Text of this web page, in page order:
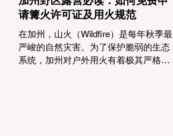
请篝火许可证及用火规范
在加州，山火（Wildfire）是每年秋季最
严峻的自然灾害。为了保护脆弱的生态
系统，加州对户外用火有着极其严格的